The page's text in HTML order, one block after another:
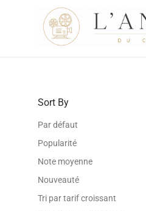
Sort By
Par défaut
Popularité
Note moyenne
Nouveauté
Tri par tarif croissant